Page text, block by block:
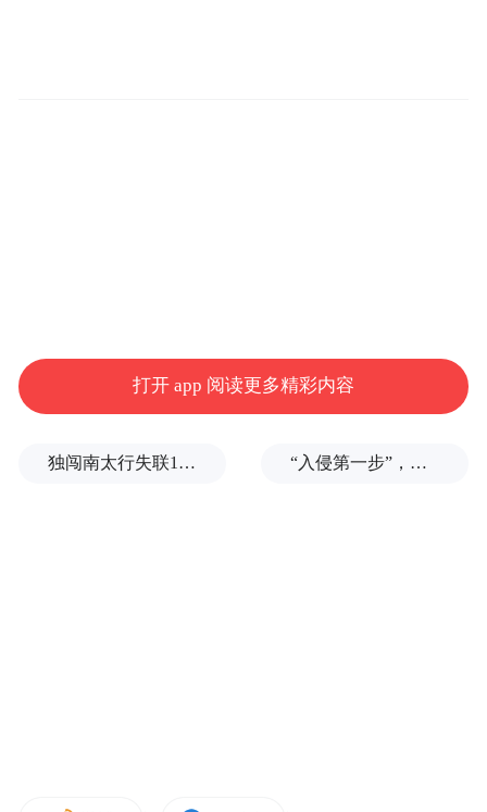
打开 app 阅读更多精彩内容
独闯南太行失联14天的女子已确认遇难，遗体在悬崖被找到 “入侵第一步”，与特朗普关系密切美企被曝强闯格陵兰岛